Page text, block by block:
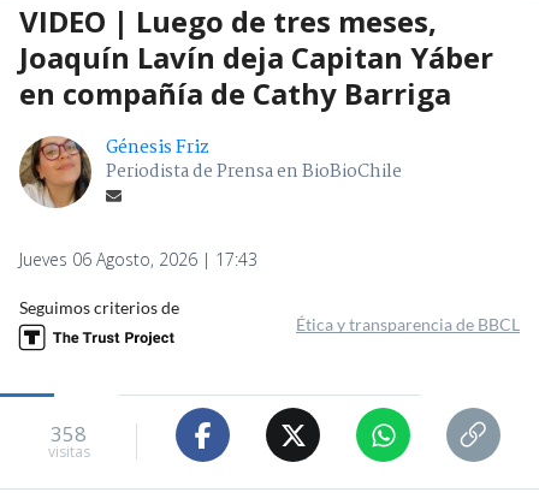
VIDEO | Luego de tres meses,
Joaquín Lavín deja Capitan Yáber
en compañía de Cathy Barriga
Génesis Friz
Periodista de Prensa en BioBioChile
Jueves 06 Agosto, 2026 | 17:43
Seguimos criterios de
Ética y transparencia de BBCL
358
visitas